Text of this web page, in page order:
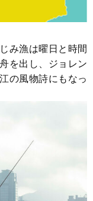
み漁は曜日と時間
を出し、ジョレン
の風物詩にもなっ